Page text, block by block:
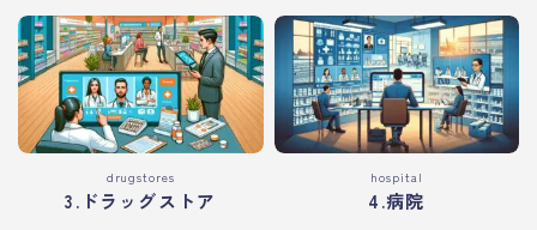
drugstores
3.ドラッグストア
hospital
4.病院